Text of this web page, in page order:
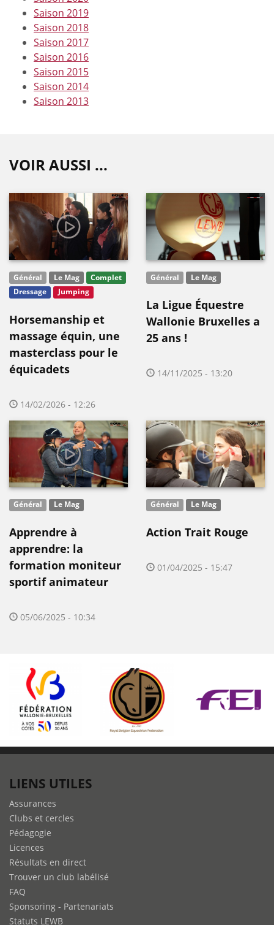
Saison 2019
Saison 2018
Saison 2017
Saison 2016
Saison 2015
Saison 2014
Saison 2013
VOIR AUSSI ...
Général Le Mag
Complet
Dressage
Jumping
Horsemanship et
massage équin, une
masterclass pour le
équicadets
14/02/2026 - 12:26
Général Le Mag
La Ligue Équestre
Wallonie Bruxelles a
25 ans !
14/11/2025 - 13:20
Général Le Mag
Apprendre à
apprendre: la
formation moniteur
sportif animateur
05/06/2025 - 10:34
Général Le Mag
Action Trait Rouge
01/04/2025 - 15:47
LIENS UTILES
Assurances
Clubs et cercles
Pédagogie
Licences
Résultats en direct
Trouver un club labélisé
FAQ
Sponsoring - Partenariats
Statuts LEWB